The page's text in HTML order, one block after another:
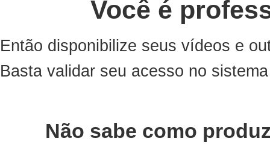
Você é
Então disponibilize seus vídeos e
Basta validar seu acesso no
Não sabe como